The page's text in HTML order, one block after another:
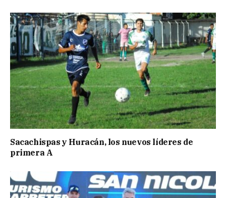
Sacachispas y Huracán, los nuevos líderes de
primera A